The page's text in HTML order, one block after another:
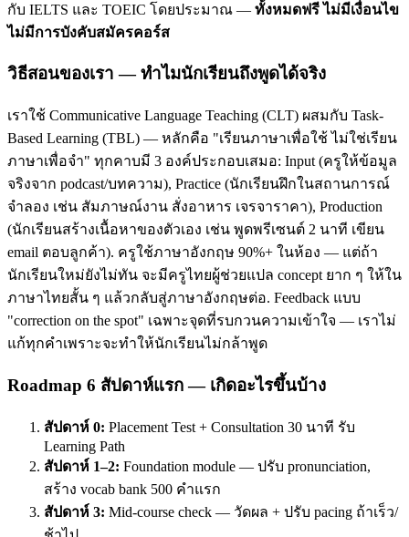
กับ IELTS และ TOEIC โดยประมาณ — ทั้งหมดฟรี ไม่มีเงื่อนไข
ไม่มีการบังคับสมัครคอร์ส
วิธีสอนของเรา — ทำไมนักเรียนถึงพูดได้จริง
เราใช้ Communicative Language Teaching (CLT) ผสมกับ Task-
Based Learning (TBL) — หลักคือ "เรียนภาษาเพื่อใช้ ไม่ใช่เรียน
ภาษาเพื่อจำ" ทุกคาบมี 3 องค์ประกอบเสมอ: Input (ครูให้ข้อมูล
จริงจาก podcast/บทความ), Practice (นักเรียนฝึกในสถานการณ์
จำลอง เช่น สัมภาษณ์งาน สั่งอาหาร เจรจาราคา), Production
(นักเรียนสร้างเนื้อหาของตัวเอง เช่น พูดพรีเซนต์ 2 นาที เขียน
email ตอบลูกค้า). ครูใช้ภาษาอังกฤษ 90%+ ในห้อง — แต่ถ้า
นักเรียนใหม่ยังไม่ทัน จะมีครูไทยผู้ช่วยแปล concept ยาก ๆ ให้ใน
ภาษาไทยสั้น ๆ แล้วกลับสู่ภาษาอังกฤษต่อ. Feedback แบบ
"correction on the spot" เฉพาะจุดที่รบกวนความเข้าใจ — เราไม่
แก้ทุกคำเพราะจะทำให้นักเรียนไม่กล้าพูด
Roadmap 6 สัปดาห์แรก — เกิดอะไรขึ้นบ้าง
สัปดาห์ 0: Placement Test + Consultation 30 นาที รับ
Learning Path
สัปดาห์ 1–2: Foundation module — ปรับ pronunciation,
สร้าง vocab bank 500 คำแรก
สัปดาห์ 3: Mid-course check — วัดผล + ปรับ pacing ถ้าเร็ว/